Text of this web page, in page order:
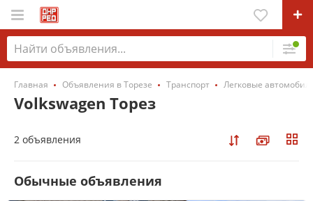
Главная Объявления в Торезе Транспорт Легковые
Volkswagen Торез
2 объявления
Обычные объявления